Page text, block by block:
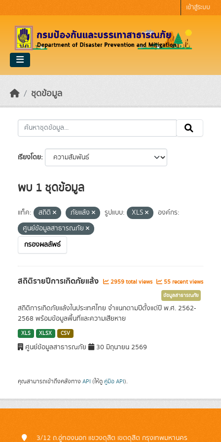
เข้าสู่ระบบ
ชุดข้อมูล
เรียงโดย
พบ 1 ชุดข้อมูล
แท็ค: สถิติ ภัยแล้ง รูปแบบ: XLS
องค์กร:
ศูนย์ข้อมูลสาธารณภัย
กรองผลลัพธ์
สถิติรายปีการเกิดภัยแล้ง 2959 total views 55 recent views
ข้อมูลสาธารณภัย
สถิติการเกิดภัยแล้งในประเทศไทย จำแนกตามปีตั้งแต่ปี พ.ศ. 2562-
2568 พร้อมข้อมูลพื้นที่และความเสียหาย
XLS XLSX CSV
ศูนย์ข้อมูลสาธารณภัย 30 มิถุนายน 2569
คุณสามารถเข้าถึงคลังทาง API (ให้ดู คู่มือ API).
3/12 ถ.อู่ทองนอก แขวงดุสิต เขตดุสิต กรุงเทพมหานคร